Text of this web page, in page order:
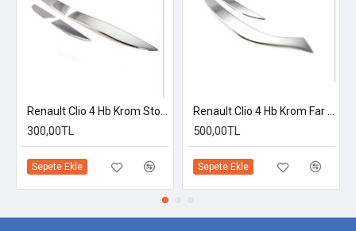
300,00TL
Sepete Ekle
500,00TL
Sepete Ekle